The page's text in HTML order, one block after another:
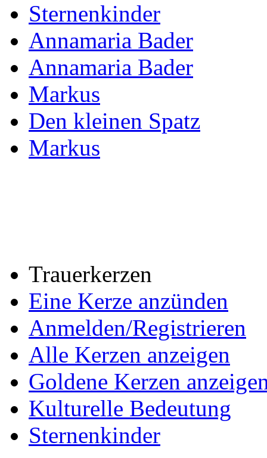
Sternenkinder
Annamaria Bader
Annamaria Bader
Markus
Den kleinen Spatz
Markus
Trauerkerzen
Eine Kerze anzünden
Anmelden/Registrieren
Alle Kerzen anzeigen
Goldene Kerzen
Kulturelle Bedeutung
Sternenkinder